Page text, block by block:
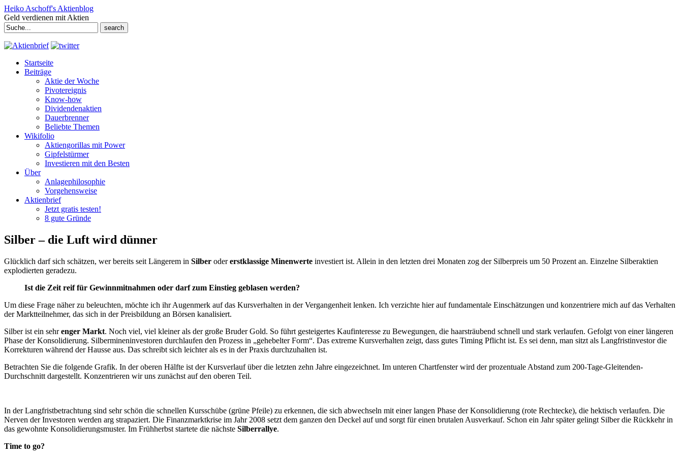
Heiko Aschoff's Aktienblog
Geld verdienen mit Aktien
Search
for:
Startseite
Beiträge
Aktie der Woche
Pivotereignis
Know-how
Dividendenaktien
Dauerbrenner
Beliebte Themen
Wikifolio
Aktiengorillas mit Power
Gipfelstürmer
Investieren mit den Besten
Über
Anlagephilosophie
Vorgehensweise
Aktienbrief
Jetzt gratis testen!
8 gute Gründe
Silber – die Luft wird dünner
Glücklich darf sich schätzen, wer bereits seit Längerem in Silber odererstklassige Minenwerte investiert ist. Allein in den letzten drei Monaten zog der Silberpreis um 50 Prozent an. Einzelne Silberaktien
explodierten geradezu.
Ist die Zeit reif für Gewinnmitnahmen oder darf zum Einstieg geblasen werden?
Um diese Frage näher zu beleuchten, möchte ich ihr Augenmerk auf das Kursverhalten in der Vergangenheit lenken. Ich verzichte hier auf fundamentale Einschätzungen und konzentriere mich auf das Verhalten
der Marktteilnehmer, das sich in der Preisbildung an Börsen kanalisiert.
Silber ist ein sehrenger Markt. Noch viel, viel kleiner als der große Bruder Gold. So führt gesteigertes Kaufinteresse zu Bewegungen, die haarsträubend schnell und stark verlaufen. Gefolgt von einer längeren
Phase der Konsolidierung. Silbermineninvestoren durchlaufen den Prozess in „gehebelter Form“. Das extreme Kursverhalten zeigt, dass gutes Timing Pflicht ist. Es sei denn, man sitzt als Langfristinvestor die
Korrekturen während der Hausse aus. Das schreibt sich leichter als es in der Praxis durchzuhalten ist.
Betrachten Sie die folgende Grafik. In der oberen Hälfte ist der Kursverlauf über die letzten zehn Jahre eingezeichnet. Im unteren Chartfenster wird der prozentuale Abstand zum 200-Tage-Gleitenden-
Durchschnitt dargestellt. Konzentrieren wir uns zunächst auf den oberen Teil.
In der Langfristbetrachtung sind sehr schön die schnellen Kursschübe (grüne Pfeile) zu erkennen, die sich abwechseln mit einer langen Phase der Konsolidierung (rote Rechtecke), die hektisch verlaufen. Die
Nerven der Investoren werden arg strapaziert. Die Finanzmarktkrise im Jahr 2008 setzt dem ganzen den Deckel auf und sorgt für einen brutalen Ausverkauf. Schon ein Jahr später gelingt Silber die Rückkehr in
das gewohnte Konsolidierungsmuster. Im Frühherbst startete die nächste Silberrallye.
Time to go?